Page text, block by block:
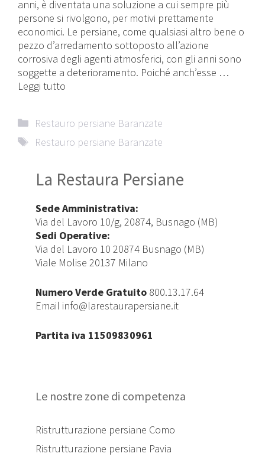
anni, è diventata una soluzione a cui sempre più
persone si rivolgono, per motivi prettamente
economici. Le persiane, come qualsiasi altro bene o
pezzo d’arredamento sottoposto all’azione
corrosiva degli agenti atmosferici, con gli anni sono
soggette a deterioramento. Poiché anch’esse …
Leggi tutto
Categorie
Restauro persiane Baranzate
Tag
Restauro persiane Baranzate
La Restaura Persiane
Sede Amministrativa:
Via del Lavoro 10/g, 20874, Busnago (MB)
Sedi Operative:
Via del Lavoro 10 20874 Busnago (MB)
Viale Molise 20137 Milano
Numero Verde Gratuito 800.13.17.64
Email info@larestaurapersiane.it
Partita iva 11509830961
Le nostre zone di competenza
Ristrutturazione persiane Como
Ristrutturazione persiane Pavia